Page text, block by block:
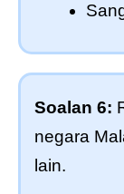
Soalan 6:
negara
lain.